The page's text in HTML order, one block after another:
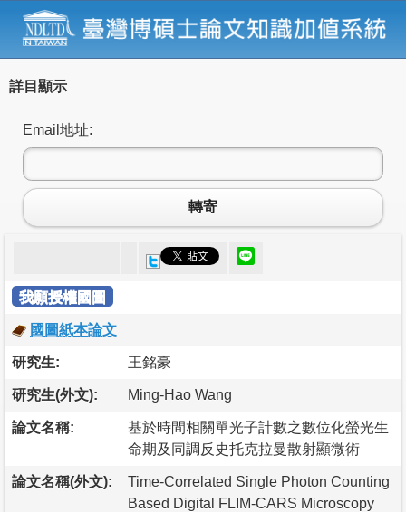
詳目顯示
Email地址:
轉寄
我願授權國圖
國圖紙本論文
研究生: 王銘豪
研究生(外文): Ming-Hao Wang
論文名稱:
基於時間相關單光子計數之數位化螢光生
命期及同調反史托克拉曼散射顯微術
論文名稱(外文):
Time-Correlated Single Photon Counting
Based Digital FLIM-CARS Microscopy